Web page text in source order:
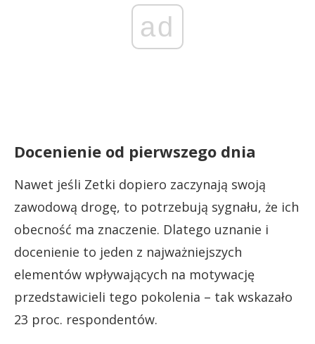
ad
Docenienie od pierwszego dnia
Nawet jeśli Zetki dopiero zaczynają swoją
zawodową drogę, to potrzebują sygnału, że ich
obecność ma znaczenie. Dlatego uznanie i
docenienie to jeden z najważniejszych
elementów wpływających na motywację
przedstawicieli tego pokolenia – tak wskazało
23 proc. respondentów.